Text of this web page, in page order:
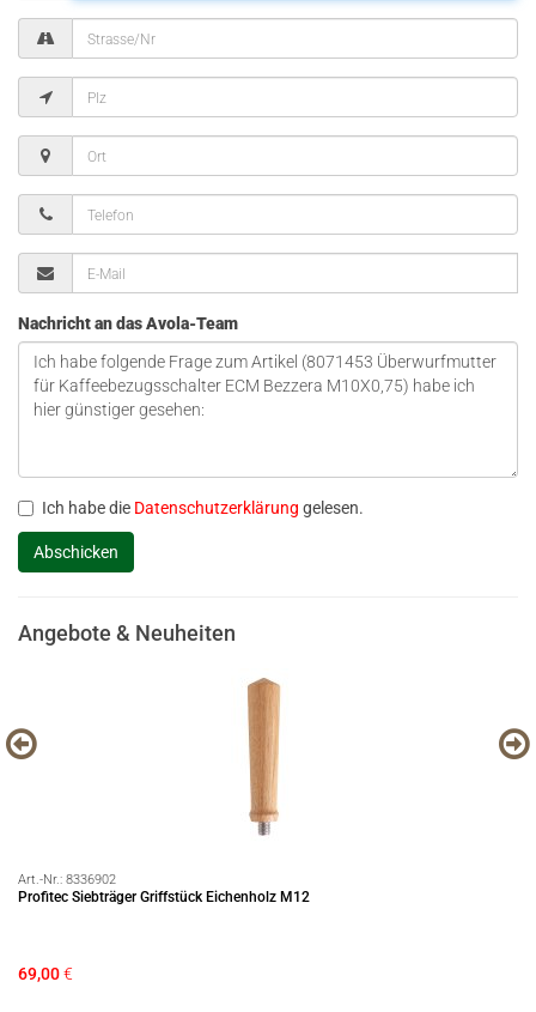
Nachricht an das Avola-Team
Ich habe die Datenschutzerklärung gelesen.
Angebote & Neuheiten
Art.-Nr.: 8336902
Profitec Siebträger Griffstück Eichenholz M12
69,00€